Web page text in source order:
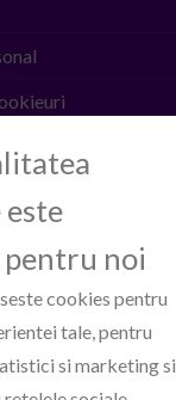
PLATI
noi
cookies pentru
tale, pentru
si marketing si